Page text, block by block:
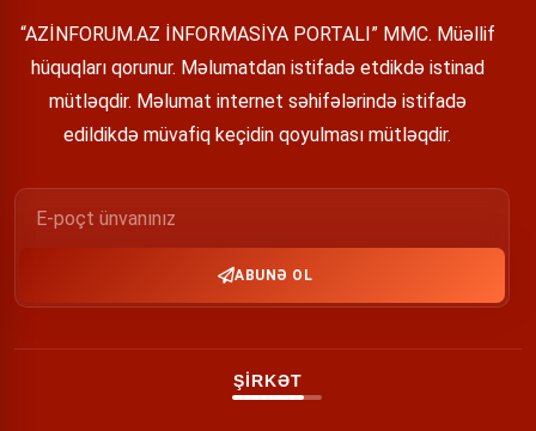
“AZİNFORUM.AZ İNFORMASİYA PORTALI” MMC. Müəllif
hüquqları qorunur. Məlumatdan istifadə etdikdə istinad
mütləqdir. Məlumat internet səhifələrində istifadə
edildikdə müvafiq keçidin qoyulması mütləqdir.
ABUNƏ OL
ŞİRKƏT